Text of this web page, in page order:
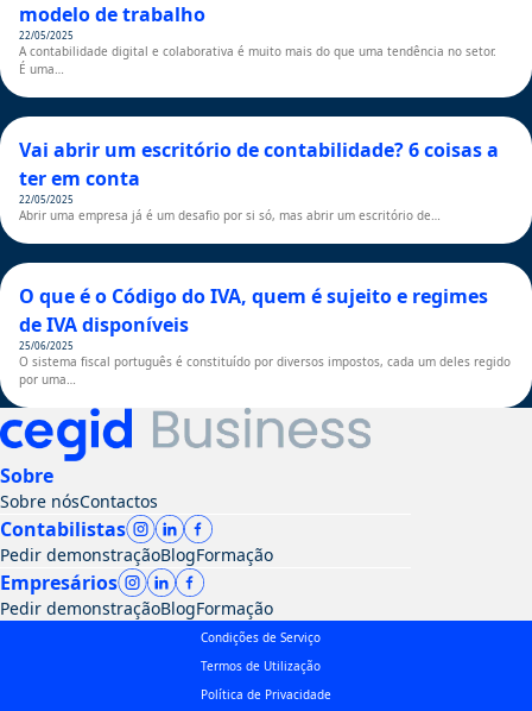
modelo de trabalho
22/05/2025
A contabilidade digital e colaborativa é muito mais do que uma tendência no setor.
É uma…
Vai abrir um escritório de contabilidade? 6 coisas a
ter em conta
22/05/2025
Abrir uma empresa já é um desafio por si só, mas abrir um escritório de…
O que é o Código do IVA, quem é sujeito e regimes
de IVA disponíveis
25/06/2025
O sistema fiscal português é constituído por diversos impostos, cada um deles regido
por uma…
Sobre
Sobre nósContactos
Contabilistas
Pedir demonstraçãoBlogFormação
Empresários
Pedir demonstraçãoBlogFormação
Condições de Serviço
Termos de Utilização
Política de Privacidade